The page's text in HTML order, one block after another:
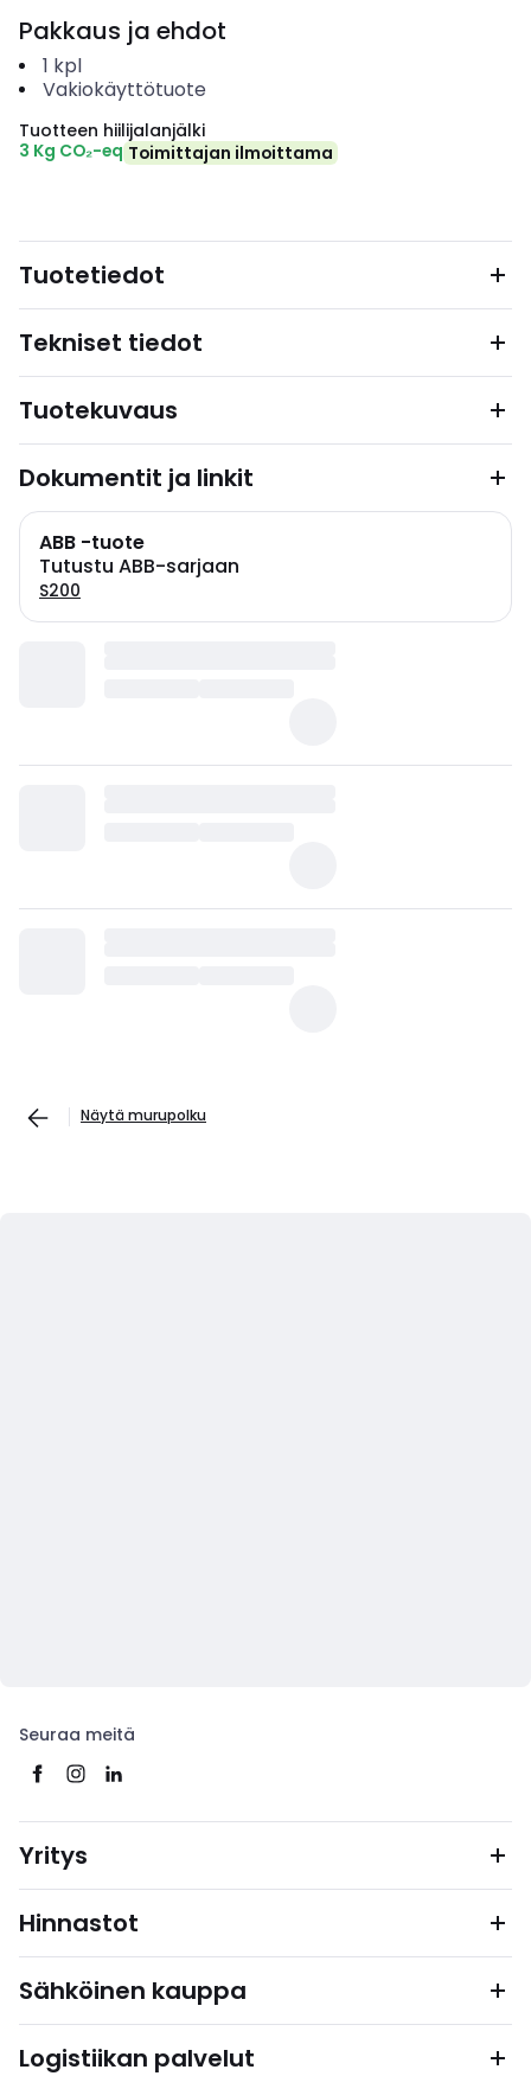
Pakkaus ja ehdot
1 kpl
Vakiokäyttötuote
Tuotteen hiilijalanjälki
3 Kg CO₂-eq Toimittajan ilmoittama
Tuotetiedot
Tekniset tiedot
Tuotekuvaus
Dokumentit ja linkit
ABB -tuote
Tutustu ABB-sarjaan
S200
Näytä murupolku
Seuraa meitä
Yritys
Hinnastot
Sähköinen kauppa
Logistiikan palvelut